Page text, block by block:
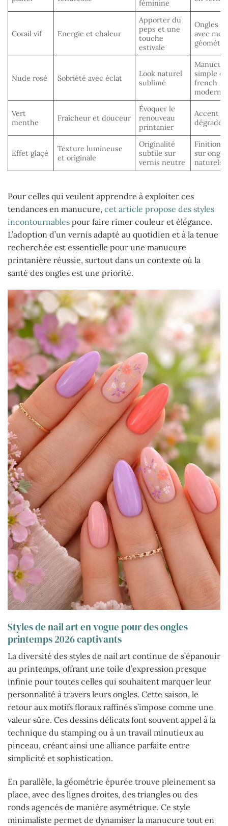
féminine
Corail vif Energie et chaleur
Apporter du
peps et une
touche
estivale
Ongles
avec
Nude rosé Sobriété avec éclat
Look naturel
sublimé
simple ou
french
Vert
menthe
Fraîcheur et douceur
Évoquer le
renouveau
printanier
Accent
dégradé
Effet glaçé
Texture lumineuse
et originale
Originalité
subtile sur
vernis neutre
Finition
sur
naturels
Pour celles qui veulent apprendre à exploiter ces
tendances en manucure, cet article propose des styles
incontournables pour faire rimer couleur et élégance.
L’adoption d’un vernis adapté au quotidien et à la tenue
recherchée est essentielle pour une manucure
printanière réussie, surtout dans un contexte où la
santé des ongles est une priorité.
Styles de nail art en vogue pour des ongles
printemps 2026 captivants
La diversité des styles de nail art continue de s’épanouir
au printemps, offrant une toile d’expression presque
infinie pour toutes celles qui souhaitent marquer leur
personnalité à travers leurs ongles. Cette saison, le
retour aux motifs floraux raffinés s’impose comme une
valeur sûre. Ces dessins délicats font souvent appel à la
technique du stamping ou à un travail minutieux au
pinceau, créant ainsi une alliance parfaite entre
simplicité et sophistication.
En parallèle, la géométrie épurée trouve pleinement sa
place, avec des lignes droites, des triangles ou des
ronds agencés de manière asymétrique. Ce style
minimaliste permet de dynamiser la manucure tout en